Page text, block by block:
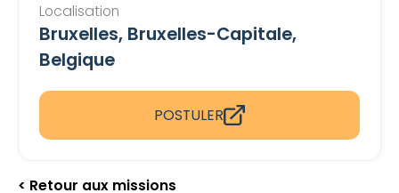
Localisation
Bruxelles, Bruxelles-Capitale,
Belgique
POSTULER
< Retour aux missions